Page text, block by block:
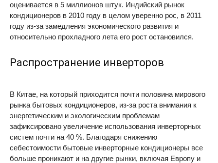
оценивается в 5 миллионов штук. Индийский рынок
кондиционеров в 2010 году в целом уверенно рос, в 2011
году из-за замедления экономического развития и
относительно прохладного лета его рост остановился.
Распространение инверторов
В Китае, на который приходится почти половина мирового
рынка бытовых кондиционеров, из-за роста внимания к
энергетическим и экологическим проблемам
зафиксировано увеличение использования инверторных
систем почти на 40 %. Благодаря снижению
себестоимости бытовые инверторные кондиционеры все
больше проникают и на другие рынки, включая Европу и